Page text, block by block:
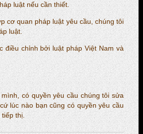
luật nếu cần thiết.
cơ quan pháp luật yêu cầu, chúng tôi
luật.
điều chỉnh bởi luật pháp Việt Nam và
có quyền yêu cầu chúng tôi sửa
lúc nào bạn cũng có quyền yêu cầu
thị.